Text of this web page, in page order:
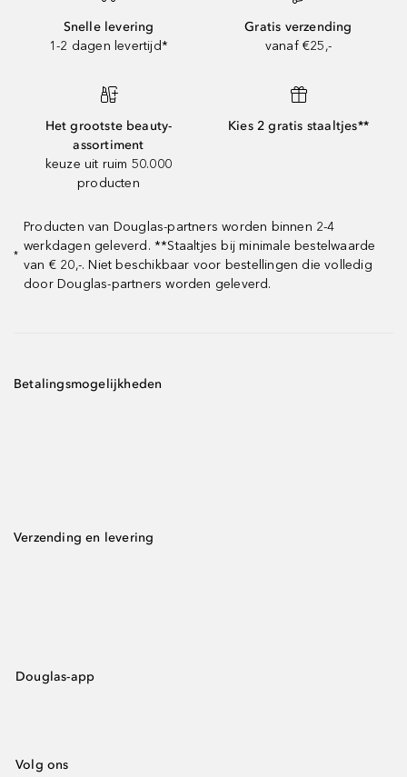
Snelle levering
1-2 dagen levertijd*
Gratis verzending
vanaf €25,-
Het grootste beauty-
assortiment
keuze uit ruim 50.000
producten
Kies 2 gratis staaltjes**
*
Producten van Douglas-partners worden binnen 2-4
werkdagen geleverd. **Staaltjes bij minimale bestelwaarde
van € 20,-. Niet beschikbaar voor bestellingen die volledig
door Douglas-partners worden geleverd.
Betalingsmogelijkheden
Verzending en levering
Douglas-app
Volg ons